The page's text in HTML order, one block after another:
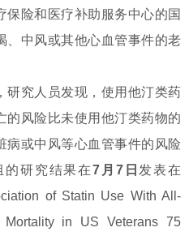
险和医疗补助服务中心的国
、中风或其他心血管事件的老
究人员发现，使用他汀类药
的风险比未使用他汀类药物的
病或中风等心血管事件的风险
的研究结果在7月7日 发表在
of Statin Use With All-
Mortality in US Veterans 75